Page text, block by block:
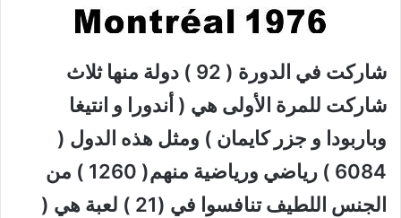
شاركت في الدورة ( 92 ) دولة منها ثلاث
شاركت للمرة الأولى هي ( أندورا و انتيغا
وباربودا و جزر كايمان ) ومثل هذه الدول (
6084 ) رياضي ورياضية منهم( 1260 ) من
الجنس اللطيف تنافسوا في (21 ) لعبة هي (